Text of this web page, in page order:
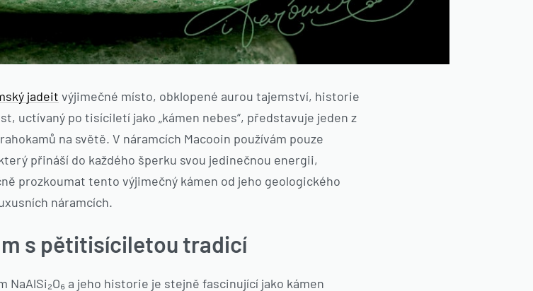
jadeit výjimečné místo, obklopené aurou tajemství, historie
uctívaný po tisíciletí jako „kámen nebes“, představuje jeden z
na světě. V náramcích Macooin používám pouze
přináší do každého šperku svou jedinečnou energii,
prozkoumat tento výjimečný kámen od jeho geologického
náramcích.
s pětitisíciletou tradicí
a jeho historie je stejně fascinující jako kámen